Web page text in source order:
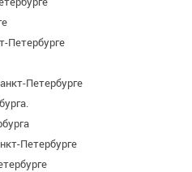
Петербурге
Петербурге
Петербурге